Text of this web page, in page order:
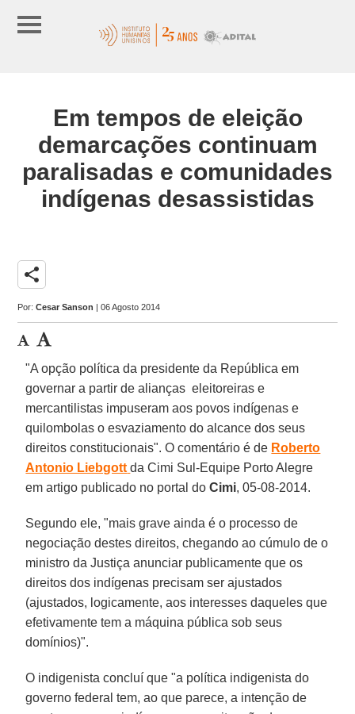
Em tempos de eleição
demarcações continuam
paralisadas e comunidades
indígenas desassistidas
share
Por:Cesar Sanson | 06 Agosto 2014
"A opção política da presidente da República em
governar a partir de alianças eleitoreiras e
mercantilistas impuseram aos povos indígenas e
quilombolas o esvaziamento do alcance dos seus
direitos constitucionais". O comentário é de Roberto
Antonio Liebgott da Cimi Sul-Equipe Porto Alegre
em artigo publicado no portal doCimi, 05-08-2014.
Segundo ele, "mais grave ainda é o processo de
negociação destes direitos, chegando ao cúmulo de o
ministro da Justiça anunciar publicamente que os
direitos dos indígenas precisam ser ajustados
(ajustados, logicamente, aos interesses daqueles que
efetivamente tem a máquina pública sob seus
domínios)".
O indigenista concluí que "a política indigenista do
governo federal tem, ao que parece, a intenção de